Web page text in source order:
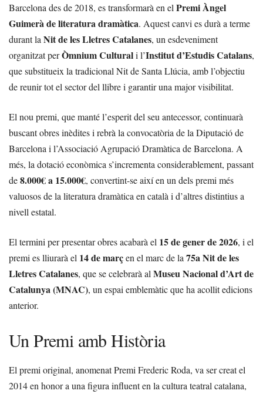
Barcelona des de 2018, es transformarà en el Premi Àngel
Guimerà de literatura dramàtica. Aquest canvi es durà a terme
durant la Nit de les Lletres Catalanes, un esdeveniment
organitzat perÒmnium Culturali l’Institut d’Estudis Catalans,
que substitueix la tradicional Nit de Santa Llúcia, amb l’objectiu
de reunir tot el sector del llibre i garantir una major visibilitat.
El nou premi, que manté l’esperit del seu antecessor, continuarà
buscant obres inèdites i rebrà la convocatòria de la Diputació de
Barcelona i l’Associació Agrupació Dramàtica de Barcelona. A
més, la dotació econòmica s’incrementa considerablement, passant
de8.000€ a 15.000€, convertint-se així en un dels premi més
valuosos de la literatura dramàtica en català i d’altres distintius a
nivell estatal.
El termini per presentar obres acabarà el 15 de gener de 2026, i el
premi es lliurarà el 14 de marçen el marc de la 75a Nit de les
Lletres Catalanes, que se celebrarà al Museu Nacional d’Art de
Catalunya (MNAC), un espai emblemàtic que ha acollit edicions
anterior.
Un Premi amb Història
El premi original, anomenat Premi Frederic Roda, va ser creat el
2014 en honor a una figura influent en la cultura teatral catalana,